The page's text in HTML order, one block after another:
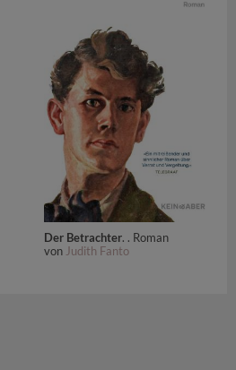
Der Betrachter. . Roman
von Judith Fanto